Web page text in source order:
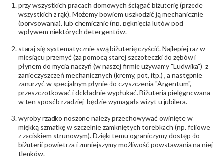
przy wszystkich pracach domowych ściągać biżuterię (przede
wszystkich z rąk). Możemy bowiem uszkodzić ją mechanicznie
(porysowania), lub chemicznie (np. pęknięcia lutów pod
wpływem niektórych detergentów.
staraj się systematycznie swą biżuterię czyścić. Najlepiej raz w
miesiącu przemyć (za pomocą starej szczoteczki do zębów i
płynem do mycia naczyń (w naszej firmie używamy "Ludwika") z
zanieczyszczeń mechanicznych (kremy, pot, itp.) , a następnie
zanurzyć w specjalnym płynie do czyszczenia "Argentum",
przeszczotkować i dokładnie wypłukać. Biżuteria pielęgnowana
w ten sposób rzadziej będzie wymagała wizyt u jubilera.
wyroby rzadko noszone należy przechowywać owinięte w
miękką szmatkę w szczelnie zamkniętych torebkach (np. foliowe
z zaciskiem strunowym). Dzięki temu ograniczymy dostęp do
biżuterii powietrza i zmniejszymy możliwość powstawania na niej
tlenków.